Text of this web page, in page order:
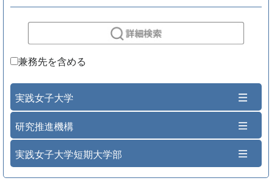
兼務先を含める
実践女子大学
研究推進機構
実践女子大学短期大学部